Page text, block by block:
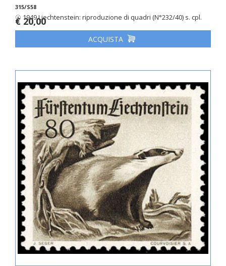
315/S58
☉ 1949 Liechtenstein: riproduzione di quadri (N°232/40) s. cpl.
€ 20,00
ACQUISTA